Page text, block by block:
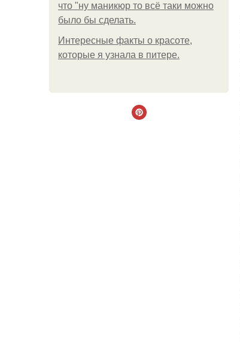
что "ну маникюр то всё таки можно
было бы сделать.
Интересные факты о красоте,
которые я узнала в питере.